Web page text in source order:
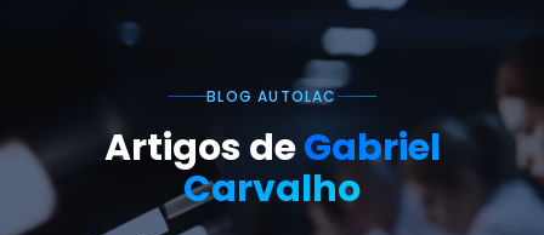
BLOG AUTOLAC
Artigos deGabriel
Carvalho